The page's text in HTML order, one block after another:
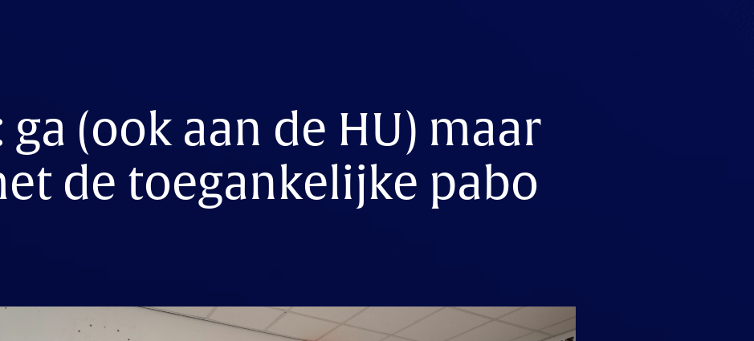
ga (ook aan de HU) maar
de toegankelijke pabo